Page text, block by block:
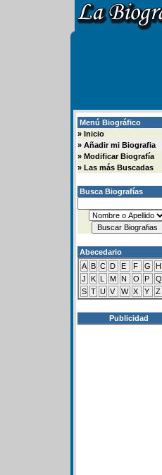
Menú Biográfico
» Inicio
» Añadir mi Biografia
» Modificar Biografía
» Las más Buscadas
Busca Biografías
Abecedario
A B C D E F G H
J
K L M N O P Q
S T U V W X Y Z
Publicidad